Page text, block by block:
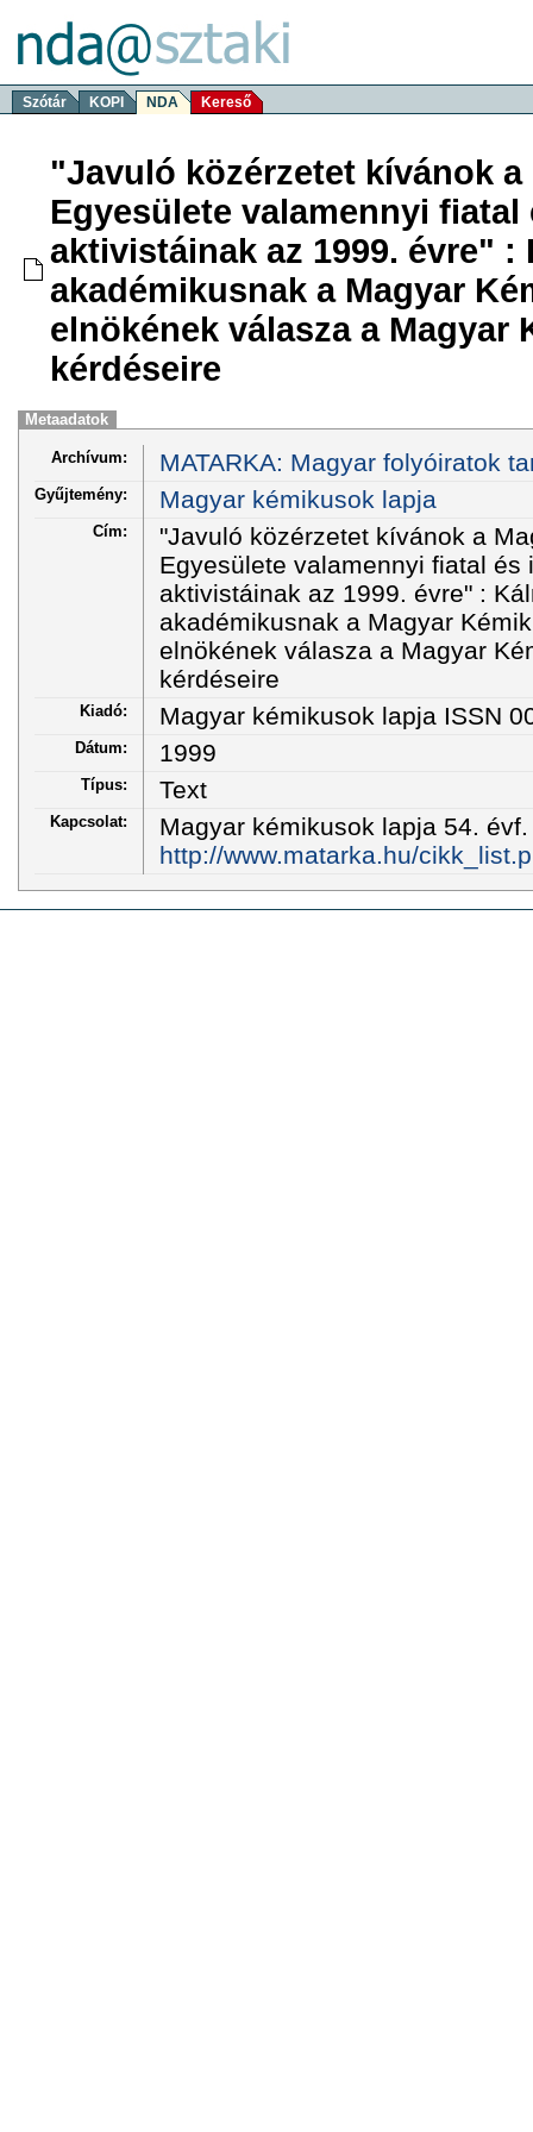
Szótár KOPI NDA Kereső
"Javuló közérzetet kívánok
Egyesülete valamennyi
aktivistáinak az 1999. évre" :
akadémikusnak a Magyar
elnökének válasza a Magyar
kérdéseire
Metaadatok
Archívum: MATARKA: Magyar folyóiratok
Gyűjtemény: Magyar kémikusok lapja
Cím:
"Javuló közérzetet kívánok a
Egyesülete valamennyi fiatal és
aktivistáinak az 1999. évre" :
akadémikusnak a Magyar
elnökének válasza a Magyar
kérdéseire
Kiadó: Magyar kémikusok lapja ISSN
Dátum: 1999
Típus: Text
Kapcsolat:
Magyar kémikusok lapja 54.
http://www.matarka.hu/